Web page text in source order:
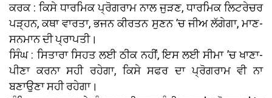
ਕਰਕ : ਕਿਸੇ ਧਾਰਮਿਕ ਪ੍ਰੋਗਰਾਮ ਨਾਲ ਜੁੜਣ, ਧਾਰਮਿਕ ਲਿਟਰੇਚਰ
ਪੜ੍ਹਨ, ਕਥਾ ਵਾਰਤਾ, ਭਜਨ ਕੀਰਤਨ ਸੁਣਨ ’ਚ ਜੀਅ ਲੱਗੇਗਾ, ਮਾਣ-
ਸਨਮਾਨ ਦੀ ਪ੍ਰਾਪਤੀ।
ਸਿੰਘ : ਸਿਤਾਰਾ ਸਿਹਤ ਲਈ ਠੀਕ ਨਹੀਂ, ਇਸ ਲਈ ਸੀਮਾ ’ਚ ਖਾਣਾ-
ਪੀਣਾ ਕਰਨਾ ਸਹੀ ਰਹੇਗਾ, ਕਿਸੇ ਸਫਰ ਦਾ ਪ੍ਰੋਗਰਾਮ ਵੀ ਨਾ
ਬਣਾਉਣਾ ਸਹੀ ਰਹੇਗਾ।